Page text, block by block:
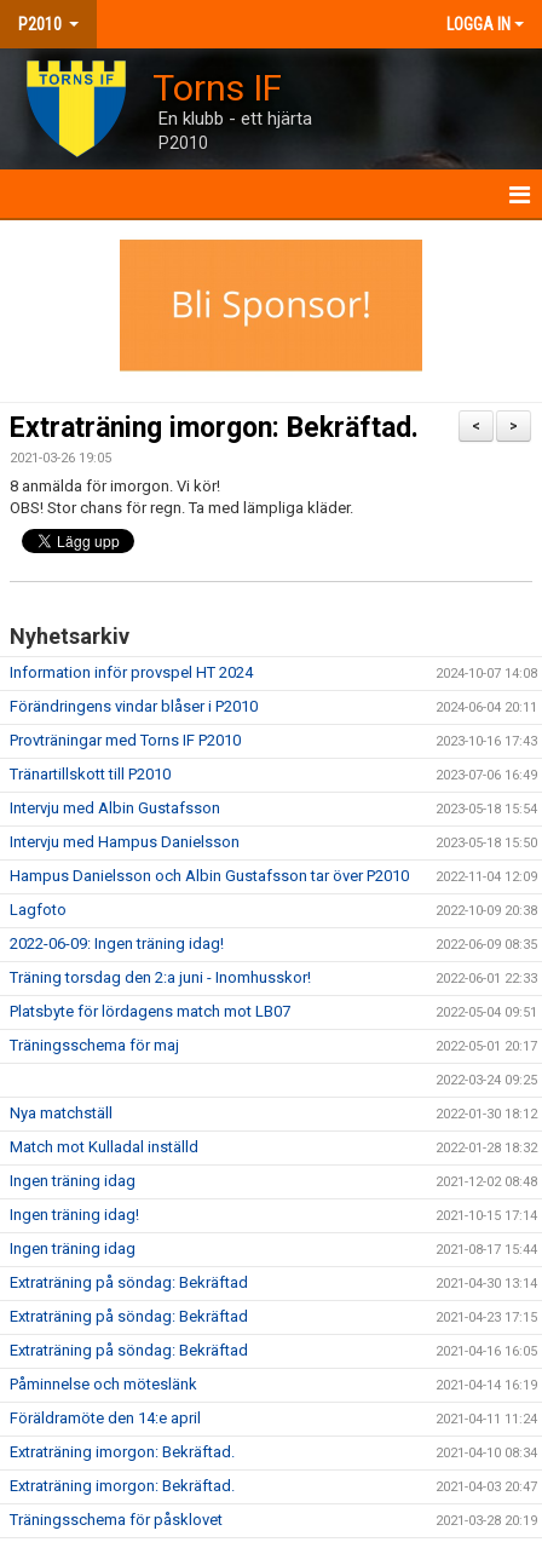
P2010 LOGGA IN
Torns IF
En klubb - ett hjärta
P2010
TRUPPEN
BILDGALLERI
DOKUMENT
>
<
Extraträning imorgon: Bekräftad.
2021-03-26 19:05
8 anmälda för imorgon. Vi kör!
OBS! Stor chans för regn. Ta med lämpliga kläder.
Nyhetsarkiv
Information inför provspel HT 2024 2024-10-07 14:08
Förändringens vindar blåser i P2010 2024-06-04 20:11
Provträningar med Torns IF P2010 2023-10-16 17:43
Tränartillskott till P2010 2023-07-06 16:49
Intervju med Albin Gustafsson 2023-05-18 15:54
Intervju med Hampus Danielsson 2023-05-18 15:50
Hampus Danielsson och Albin Gustafsson tar över P2010 2022-11-04 12:09
Lagfoto 2022-10-09 20:38
2022-06-09: Ingen träning idag! 2022-06-09 08:35
Träning torsdag den 2:a juni - Inomhusskor! 2022-06-01 22:33
Platsbyte för lördagens match mot LB07 2022-05-04 09:51
Träningsschema för maj 2022-05-01 20:17
2022-03-24 09:25
Nya matchställ 2022-01-30 18:12
Match mot Kulladal inställd 2022-01-28 18:32
Ingen träning idag 2021-12-02 08:48
Ingen träning idag! 2021-10-15 17:14
Ingen träning idag 2021-08-17 15:44
Extraträning på söndag: Bekräftad 2021-04-30 13:14
Extraträning på söndag: Bekräftad 2021-04-23 17:15
Extraträning på söndag: Bekräftad 2021-04-16 16:05
Påminnelse och möteslänk 2021-04-14 16:19
Föräldramöte den 14:e april 2021-04-11 11:24
Extraträning imorgon: Bekräftad. 2021-04-10 08:34
Extraträning imorgon: Bekräftad. 2021-04-03 20:47
Träningsschema för påsklovet 2021-03-28 20:19